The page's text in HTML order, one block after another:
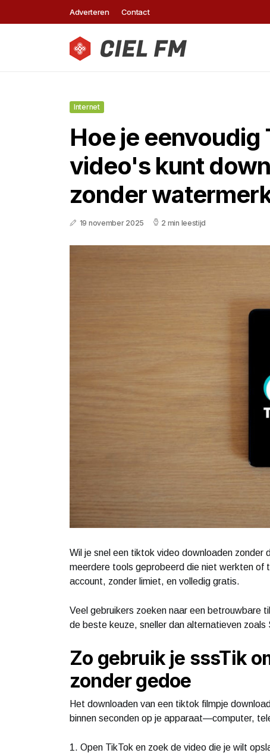
Adverteren Contact
Internet
Hoe je eenvoudig
video's kunt
zonder
19 november 2025 2 min leestijd
Wil je snel een tiktok video downloaden zonder
meerdere tools geprobeerd die niet werkten
account, zonder limiet, en volledig gratis.
Veel gebruikers zoeken naar een betrouwbare
de beste keuze, sneller dan alternatieven
Zo gebruik je sssTik
zonder gedoe
Het downloaden van een tiktok filmpje
binnen seconden op je apparaat—computer,
1. Open TikTok en zoek de video die je wilt